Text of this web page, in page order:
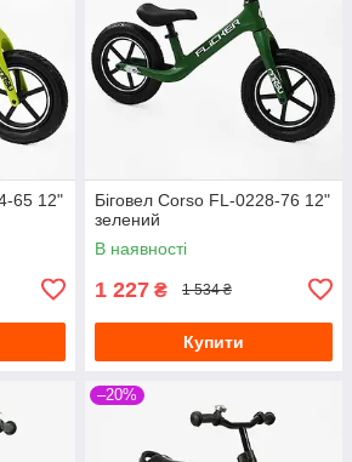
65 12"
Біговел Corso FL-0228-76 12"
зелений
В наявності
1 227 ₴ 1 534 ₴
Купити
–20%